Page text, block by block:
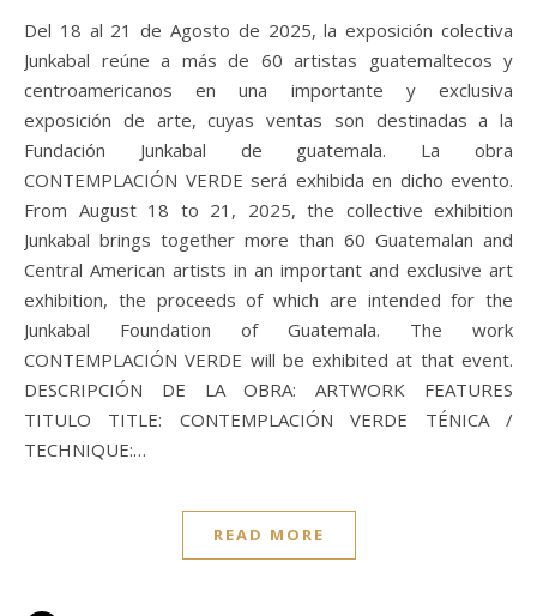
Del 18 al 21 de Agosto de 2025, la exposición colectiva
Junkabal reúne a más de 60 artistas guatemaltecos y
centroamericanos en una importante y exclusiva
exposición de arte, cuyas ventas son destinadas a la
Fundación Junkabal de guatemala. La obra
CONTEMPLACIÓN VERDE será exhibida en dicho evento.
From August 18 to 21, 2025, the collective exhibition
Junkabal brings together more than 60 Guatemalan and
Central American artists in an important and exclusive art
exhibition, the proceeds of which are intended for the
Junkabal Foundation of Guatemala. The work
CONTEMPLACIÓN VERDE will be exhibited at that event.
DESCRIPCIÓN DE LA OBRA: ARTWORK FEATURES
TITULO TITLE: CONTEMPLACIÓN VERDE TÉNICA /
TECHNIQUE:…
READ MORE